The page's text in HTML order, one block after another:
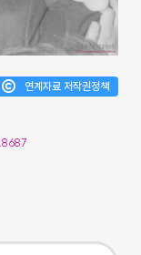
연계자료 저작권정책